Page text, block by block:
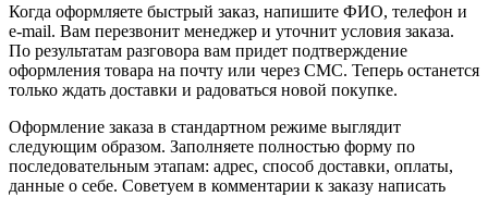
Когда оформляете быстрый заказ, напишите ФИО, телефон и
e-mail. Вам перезвонит менеджер и уточнит условия заказа.
По результатам разговора вам придет подтверждение
оформления товара на почту или через СМС. Теперь останется
только ждать доставки и радоваться новой покупке.
Оформление заказа в стандартном режиме выглядит
следующим образом. Заполняете полностью форму по
последовательным этапам: адрес, способ доставки, оплаты,
данные о себе. Советуем в комментарии к заказу написать